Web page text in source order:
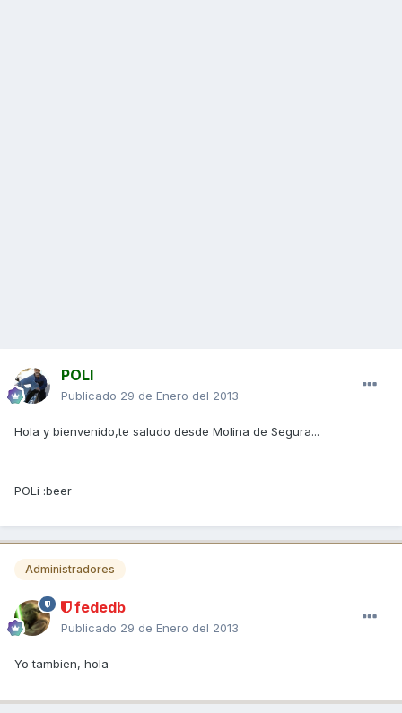
POLI
Publicado 29 de Enero del 2013
Hola y bienvenido,te saludo desde Molina de Segura...
POLi :beer
Administradores
fededb
Publicado 29 de Enero del 2013
Yo tambien, hola